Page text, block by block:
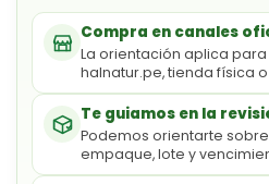
Compra en canales
La orientación aplica
halnatur.pe, tienda física
Te guiamos en la
Podemos orientarte
empaque, lote y